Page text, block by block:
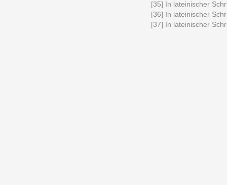
[35] In lateinischer
[36] In lateinischer
[37] In lateinischer